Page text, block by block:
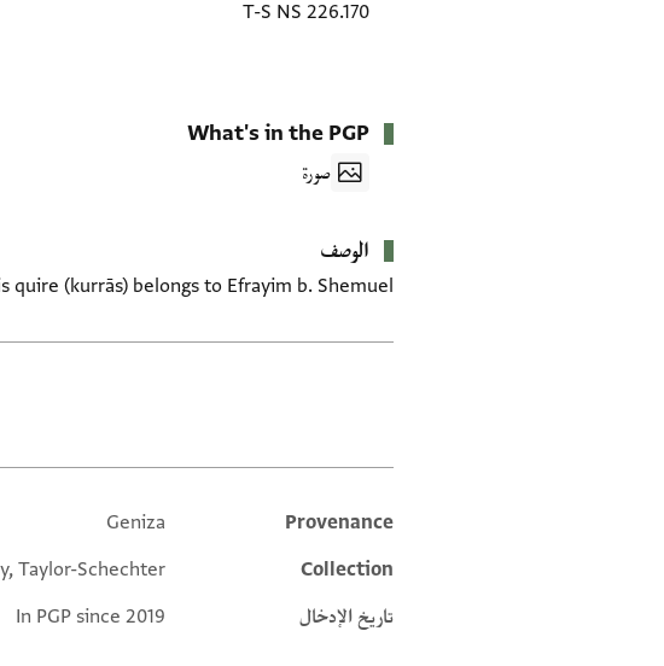
T-S NS 226.170
What's in the PGP
صورة
الوصف
(kurrās) belongs to Efrayim b. Shemuel.
Additional metadata
Provenance
Geniza
Collection
Taylor-Schechter
تاريخ الإدخال
In PGP since 2019